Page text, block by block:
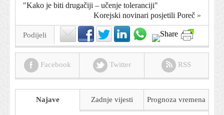
"Kako je biti drugačiji – učenje toleranciji"
Korejski novinari posjetili Poreč »
Podijeli
Facebook Twitter RSS
Najave Zadnje vijesti Prognoza vremena